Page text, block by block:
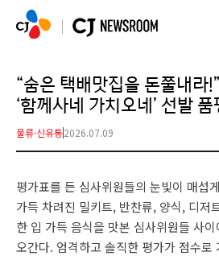
“숨은 택배맛집을 돈쭐내라
‘함께사네 가치오네’ 선발
물류·신유통2026.07.09
평가표를 든 심사위원들의 눈빛이 매섭
가득 차려진 밀키트, 반찬류, 양식, 디저
한 입 가득 음식을 맛본 심사위원들 사
오간다. 엄격하고 솔직한 평가가 점수로